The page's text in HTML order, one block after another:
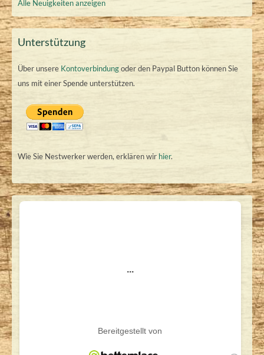
Alle Neuigkeiten anzeigen
Unterstützung
Über unsere Kontoverbindungoder den Paypal Button können Sie
uns mit einer Spende unterstützen.
Wie Sie Nestwerker werden, erklären wir hier.